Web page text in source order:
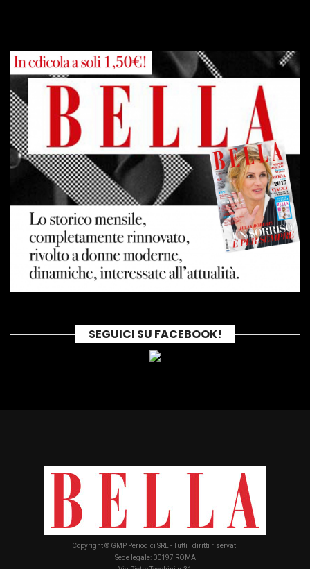
SEGUICI SU FACEBOOK!
Copyright © GMP Periodici SRL - Tutti i diritti riservati
Sede legale: 00197 ROMA